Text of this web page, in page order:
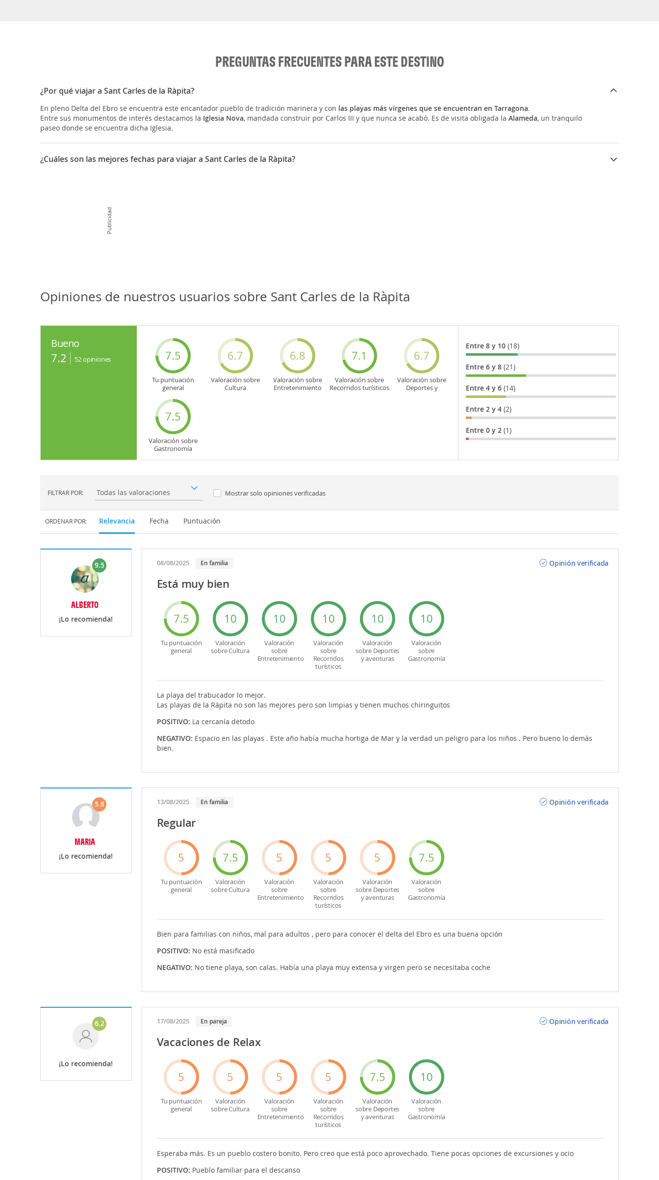
PREGUNTAS FRECUENTES PARA ESTE DESTINO
¿Por qué viajar a Sant Carles de la Ràpita?
En pleno Delta del Ebro se encuentra este encantador pueblo de tradición marinera y con las playas más vírgenes que se encuentran en Tarragona.
Entre sus monumentos de interés destacamos la Iglesia Nova, mandada construir por Carlos III y que nunca se acabó. Es de visita obligada la Alameda, un tranquilo
paseo donde se encuentra dicha Iglesia.
¿Cuáles son las mejores fechas para viajar a Sant Carles de la Ràpita?
Publicidad
Opiniones de nuestros usuarios sobre Sant Carles de la Ràpita
Bueno
7.2 52opiniones 7.5
Tu puntuación
general
6.7
Valoración sobre
Cultura
6.8
Valoración sobre
Entretenimiento
7.1
Valoración sobre
Recorridos turísticos
6.7
Valoración sobre
Deportes y
7.5
Valoración sobre
Gastronomía
Entre 8 y 10 (18)
Entre 6 y 8 (21)
Entre 4 y 6 (14)
Entre 2 y 4 (2)
Entre 0 y 2 (1)
FILTRAR POR: Filtrar por: Mostrar solo opiniones verificadas
ORDENAR POR: Relevancia Fecha Puntuación
9.5
ALBERTO
¡Lo recomienda!
08/08/2025 En familia Opinión verificada
Está muy bien
7.5
Tu puntuación
general
10
Valoración
sobre Cultura
10
Valoración
sobre
Entretenimiento
10
Valoración
sobre
Recorridos
turísticos
10
Valoración
sobre Deportes
y aventuras
10
Valoración
sobre
Gastronomía
La playa del trabucador lo mejor.
Las playas de la Rápita no son las mejores pero son limpias y tienen muchos chiringuitos
POSITIVO: La cercanía detodo
NEGATIVO: Espacio en las playas . Este año había mucha hortiga de Mar y la verdad un peligro para los niños . Pero bueno lo demás
bien.
5.8
MARIA
¡Lo recomienda!
13/08/2025 En familia Opinión verificada
Regular
5
Tu puntuación
general
7.5
Valoración
sobre Cultura
5
Valoración
sobre
Entretenimiento
5
Valoración
sobre
Recorridos
turísticos
5
Valoración
sobre Deportes
y aventuras
7.5
Valoración
sobre
Gastronomía
Bien para familias con niños, mal para adultos , pero para conocer el delta del Ebro es una buena opción
POSITIVO: No está masificado
NEGATIVO: No tiene playa, son calas. Había una playa muy extensa y virgen pero se necesitaba coche
6.2
¡Lo recomienda!
17/08/2025 En pareja Opinión verificada
Vacaciones de Relax
5
Tu puntuación
general
5
Valoración
sobre Cultura
5
Valoración
sobre
Entretenimiento
5
Valoración
sobre
Recorridos
turísticos
7.5
Valoración
sobre Deportes
y aventuras
10
Valoración
sobre
Gastronomía
Esperaba más. Es un pueblo costero bonito. Pero creo que está poco aprovechado. Tiene pocas opciones de excursiones y ocio
POSITIVO: Pueblo familiar para el descanso